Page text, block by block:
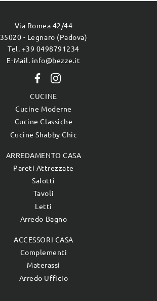
Via Romea 42/44
35020 - Legnaro (Padova)
Tel. +39 0498791234
E-Mail. info@bezze.it
CUCINE
Cucine Moderne
Cucine Classiche
Cucine Shabby Chic
ARREDAMENTO CASA
Pareti Attrezzate
Salotti
Tavoli
Letti
Arredo Bagno
ACCESSORI CASA
Complementi
Materassi
Arredo Ufficio